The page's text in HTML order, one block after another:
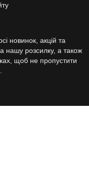
новинок, акцій та
нашу розсилку, а також
щоб не пропустити